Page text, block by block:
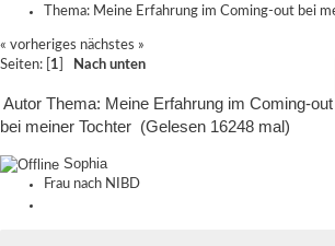
Thema: Meine Erfahrung im Coming-out bei
« vorheriges nächstes »
Seiten: [ 1 Nach unten
Autor Thema: Meine Erfahrung im Coming-out
bei meiner Tochter (Gelesen 16248 mal)
Sophia
Frau nach NIBD